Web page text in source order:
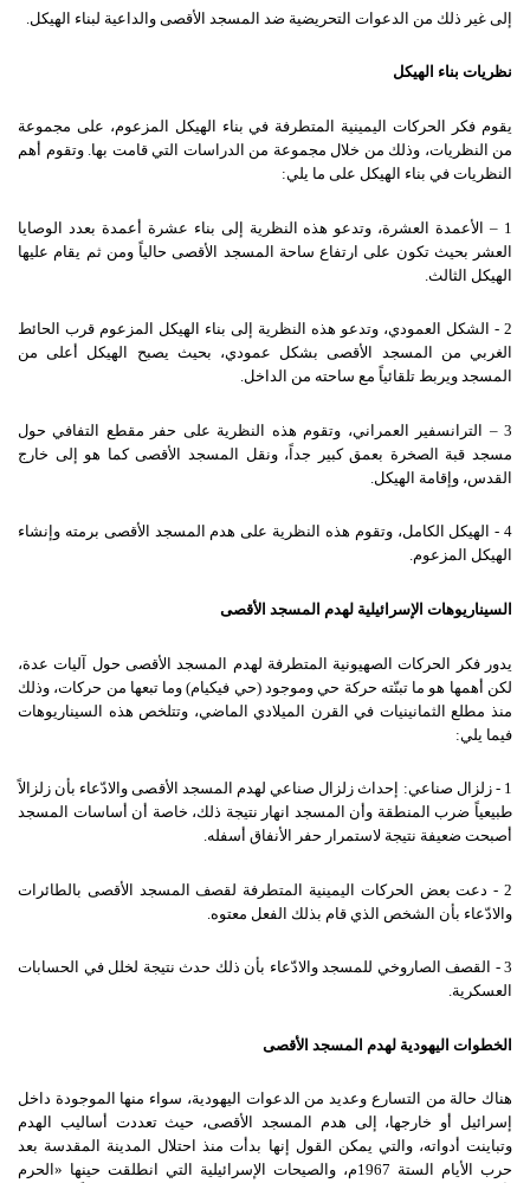
إلى غير ذلك من الدعوات التحريضية ضد المسجد الأقصى والداعية لبناء الهيكل.
نظريات بناء الهيكل
يقوم فكر الحركات اليمينية المتطرفة في بناء الهيكل المزعوم، على مجموعة
من النظريات، وذلك من خلال مجموعة من الدراسات التي قامت بها. وتقوم أهم
النظريات في بناء الهيكل على ما يلي:
1 – الأعمدة العشرة، وتدعو هذه النظرية إلى بناء عشرة أعمدة بعدد الوصايا
العشر بحيث تكون على ارتفاع ساحة المسجد الأقصى حالياً ومن ثم يقام عليها
الهيكل الثالث.
2 - الشكل العمودي، وتدعو هذه النظرية إلى بناء الهيكل المزعوم قرب الحائط
الغربي من المسجد الأقصى بشكل عمودي، بحيث يصبح الهيكل أعلى من
المسجد ويربط تلقائياً مع ساحته من الداخل.
3 – الترانسفير العمراني، وتقوم هذه النظرية على حفر مقطع التفافي حول
مسجد قبة الصخرة بعمق كبير جداً، ونقل المسجد الأقصى كما هو إلى خارج
القدس، وإقامة الهيكل.
4 - الهيكل الكامل، وتقوم هذه النظرية على هدم المسجد الأقصى برمته وإنشاء
الهيكل المزعوم.
السيناريوهات الإسرائيلية لهدم المسجد الأقصى
يدور فكر الحركات الصهيونية المتطرفة لهدم المسجد الأقصى حول آليات عدة،
لكن أهمها هو ما تبنّته حركة حي وموجود (حي فيكيام) وما تبعها من حركات، وذلك
منذ مطلع الثمانينيات في القرن الميلادي الماضي، وتتلخص هذه السيناريوهات
فيما يلي:
1 - زلزال صناعي: إحداث زلزال صناعي لهدم المسجد الأقصى والادّعاء بأن زلزالاً
طبيعياً ضرب المنطقة وأن المسجد انهار نتيجة ذلك، خاصة أن أساسات المسجد
أصبحت ضعيفة نتيجة لاستمرار حفر الأنفاق أسفله.
2 - دعت بعض الحركات اليمينية المتطرفة لقصف المسجد الأقصى بالطائرات
والادّعاء بأن الشخص الذي قام بذلك الفعل معتوه.
3 - القصف الصاروخي للمسجد والادّعاء بأن ذلك حدث نتيجة لخلل في الحسابات
العسكرية.
الخطوات اليهودية لهدم المسجد الأقصى
هناك حالة من التسارع وعديد من الدعوات اليهودية، سواء منها الموجودة داخل
إسرائيل أو خارجها، إلى هدم المسجد الأقصى، حيث تعددت أساليب الهدم
وتباينت أدواته، والتي يمكن القول إنها بدأت منذ احتلال المدينة المقدسة بعد
حرب الأيام الستة 1967م، والصيحات الإسرائيلية التي انطلقت حينها «الحرم